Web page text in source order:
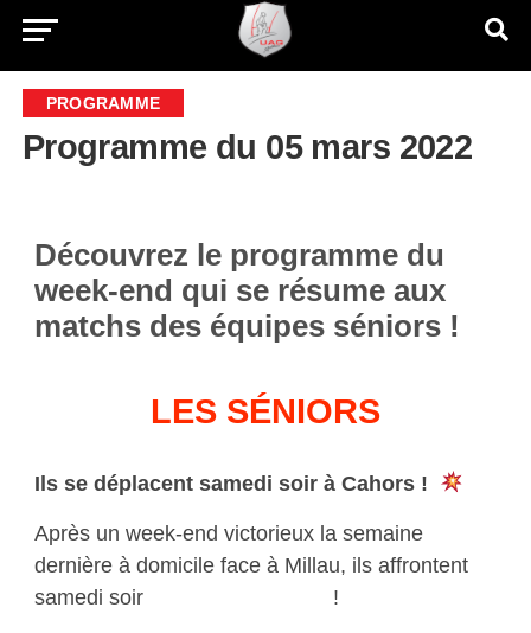
PROGRAMME
Programme du 05 mars 2022
Découvrez le programme du
week-end qui se résume aux
matchs des équipes séniors !
LES SÉNIORS
Ils se déplacent samedi soir à Cahors !
Après un week-end victorieux la semaine
dernière à domicile face à Millau, ils affrontent
samedi soir
!